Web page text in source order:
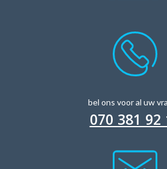
bel ons voor al uw
070 381 92